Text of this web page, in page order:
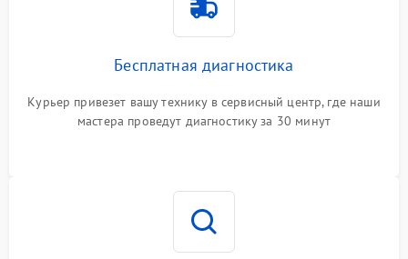
Бесплатная диагностика
Курьер привезет вашу технику в сервисный центр, где наши
мастера проведут диагностику за 30 минут